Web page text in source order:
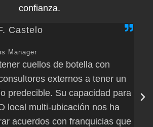
confianza.
Castelo
Manager
cuellos de botella con
externos a tener un
predecible. Su capacidad para
local multi-ubicación nos ha
acuerdos con franquicias que